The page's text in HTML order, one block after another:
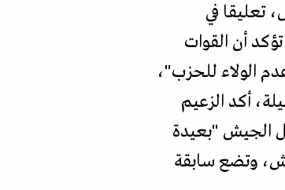
تعليقا في
أن القوات
الولاء للحزب"،
أكد الزعيم
الجيش "بعيدة
وتضع سابقة